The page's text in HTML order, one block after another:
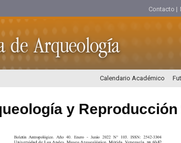
Contacto |
Calendario Académico
y Reproducción